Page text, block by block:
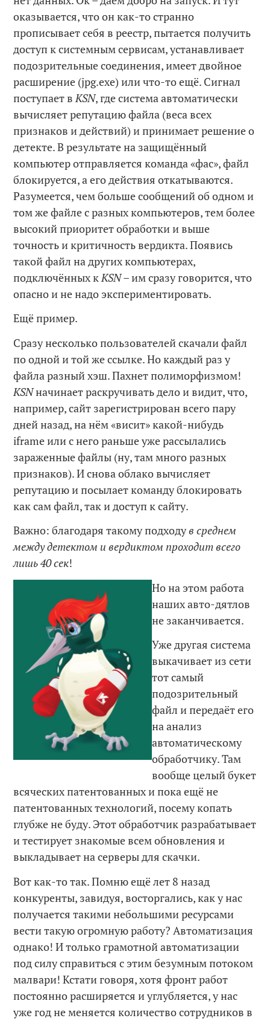
оказывается, что он как-то странно
прописывает себя в реестр, пытается получить
доступ к системным сервисам, устанавливает
подозрительные соединения, имеет двойное
расширение (jpg.exe) или что-то ещё. Сигнал
поступает в KSN, где система автоматически
вычисляет репутацию файла (веса всех
признаков и действий) и принимает решение о
детекте. В результате на защищённый
компьютер отправляется команда «фас», файл
блокируется, а его действия откатываются.
Разумеется, чем больше сообщений об одном и
том же файле с разных компьютеров, тем более
высокий приоритет обработки и выше
точность и критичность вердикта. Появись
такой файл на других компьютерах,
подключённых к KSN– им сразу говорится, что
опасно и не надо экспериментировать.
Ещё пример.
Сразу несколько пользователей скачали файл
по одной и той же ссылке. Но каждый раз у
файла разный хэш. Пахнет полиморфизмом!
KSNначинает раскручивать дело и видит, что,
например, сайт зарегистрирован всего пару
дней назад, на нём «висит» какой-нибудь
iframe или с него раньше уже рассылались
зараженные файлы (ну, там много разных
признаков). И снова облако вычисляет
репутацию и посылает команду блокировать
как сам файл, так и доступ к сайту.
Важно: благодаря такому подходув среднем
между детектом и вердиктом проходит всего
лишь 40 сек!
Но на этом работа
наших авто-дятлов
не заканчивается.
Уже другая система
выкачивает из сети
тот самый
подозрительный
файл и передаёт его
на анализ
автоматическому
обработчику. Там
вообще целый букет
всяческих патентованных и пока ещё не
патентованных технологий, посему копать
глубже не буду. Этот обработчик разрабатывает
и тестирует знакомые всем обновления и
выкладывает на серверы для скачки.
Вот как-то так. Помню ещё лет 8 назад
конкуренты, завидуя, восторгались, как у нас
получается такими небольшими ресурсами
вести такую огромную работу? Автоматизация
однако! И только грамотной автоматизации
под силу справиться с этим безумным потоком
малвари! Кстати говоря, хотя фронт работ
постоянно расширяется и углубляется, у нас
уже год не меняется количество сотрудников в